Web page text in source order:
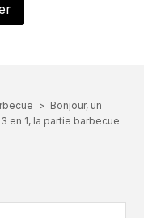
Bonjour, un
en 1, la partie barbecue